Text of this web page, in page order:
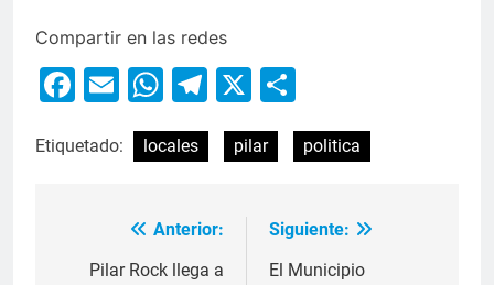
Compartir en las redes
Facebook
EmailWhatsApp
Telegram
X
Etiquetado: locales pilar politica
Anterior:
Pilar Rock llega a
Siguiente:
El Municipio